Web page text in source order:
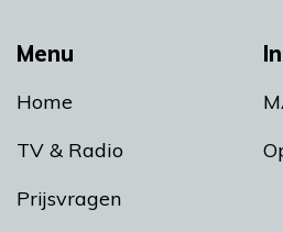
Menu
Home
TV & Radio
Prijsvragen